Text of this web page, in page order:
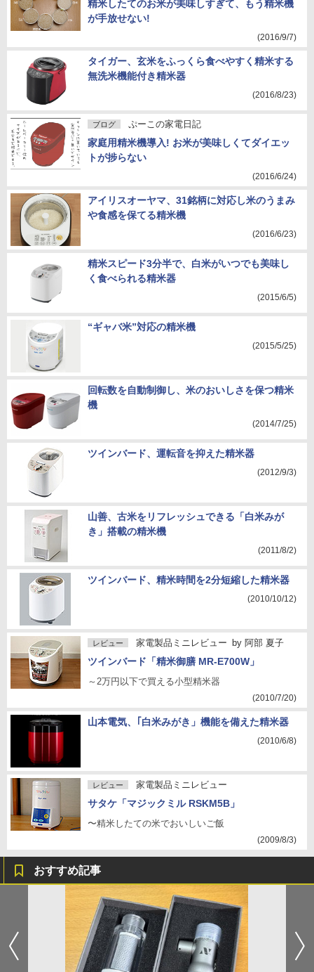
精米したてのお米が美味しすぎて、もう精米機
が手放せない!
(2016/9/7)
タイガー、玄米をふっくら食べやすく精米する
無洗米機能付き精米器
(2016/8/23)
ブログ ぷーこの家電日記
家庭用精米機導入! お米が美味しくてダイエッ
トが捗らない
(2016/6/24)
アイリスオーヤマ、31銘柄に対応し米のうまみ
や食感を保てる精米機
(2016/6/23)
精米スピード3分半で、白米がいつでも美味し
く食べられる精米器
(2015/6/5)
“ギャバ米”対応の精米機
(2015/5/25)
回転数を自動制御し、米のおいしさを保つ精米
機
(2014/7/25)
ツインバード、運転音を抑えた精米器
(2012/9/3)
山善、古米をリフレッシュできる「白米みが
き」搭載の精米機
(2011/8/2)
ツインバード、精米時間を2分短縮した精米器
(2010/10/12)
レビュー 家電製品ミニレビュー by 阿部 夏子
ツインバード「精米御膳 MR-E700W」
～2万円以下で買える小型精米器
(2010/7/20)
山本電気、｢白米みがき」機能を備えた精米器
(2010/6/8)
レビュー 家電製品ミニレビュー
サタケ「マジックミル RSKM5B」
〜精米したての米でおいしいご飯
(2009/8/3)
おすすめ記事